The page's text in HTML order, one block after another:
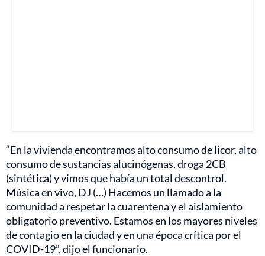
“En la vivienda encontramos alto consumo de licor, alto
consumo de sustancias alucinógenas, droga 2CB
(sintética) y vimos que había un total descontrol.
Música en vivo, DJ (…) Hacemos un llamado a la
comunidad a respetar la cuarentena y el aislamiento
obligatorio preventivo. Estamos en los mayores niveles
de contagio en la ciudad y en una época crítica por el
COVID-19”, dijo el funcionario.